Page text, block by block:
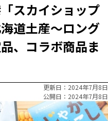
スカイショップ
道土産～ロング
、コラボ商品ま
更新日
2024年7月8日
公開日
2024年7月8日